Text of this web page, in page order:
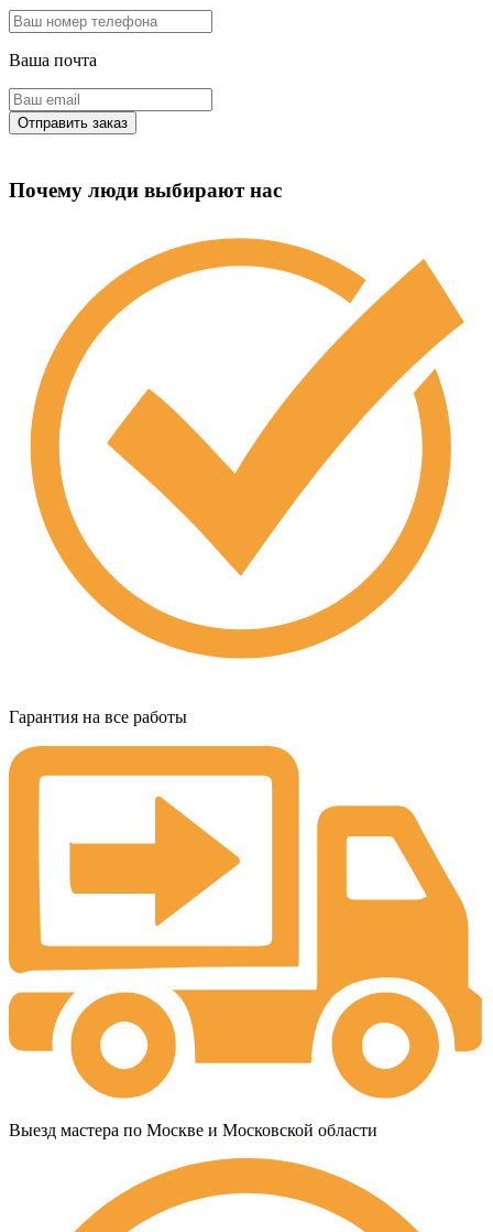
Ваша почта
Почему люди выбирают нас
Гарантия на все работы
Выезд мастера по Москве и Московской области